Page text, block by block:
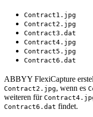
Contract1.jpg
Contract2.jpg
Contract3.dat
Contract4.jpg
Contract5.jpg
Contract6.dat
ABBYY FlexiCapture
Contract2.jpg, wenn es
weiteren für
Contract6.dat findet.